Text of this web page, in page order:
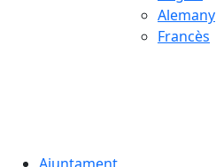
Alemany
Francès